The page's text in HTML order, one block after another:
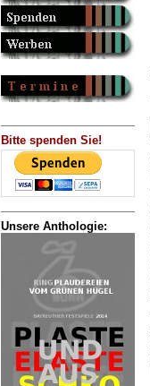
Bitte spenden Sie!
Unsere Anthologie: